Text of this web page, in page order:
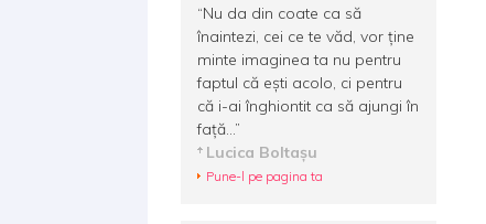
“Nu da din coate ca să
înaintezi, cei ce te văd, vor ține
minte imaginea ta nu pentru
faptul că ești acolo, ci pentru
că i-ai înghiontit ca să ajungi în
faţă...”
Lucica Boltaşu
Pune-l pe pagina ta